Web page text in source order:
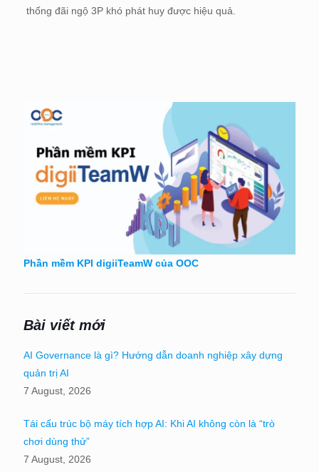
thống đãi ngộ 3P khó phát huy được hiệu quả.
Phần mềm KPI digiiTeamW của OOC
Bài viết mới
AI Governance là gì? Hướng dẫn doanh nghiệp xây dựng
quản trị AI
7 August, 2026
Tái cấu trúc bộ máy tích hợp AI: Khi AI không còn là “trò
chơi dùng thử”
7 August, 2026